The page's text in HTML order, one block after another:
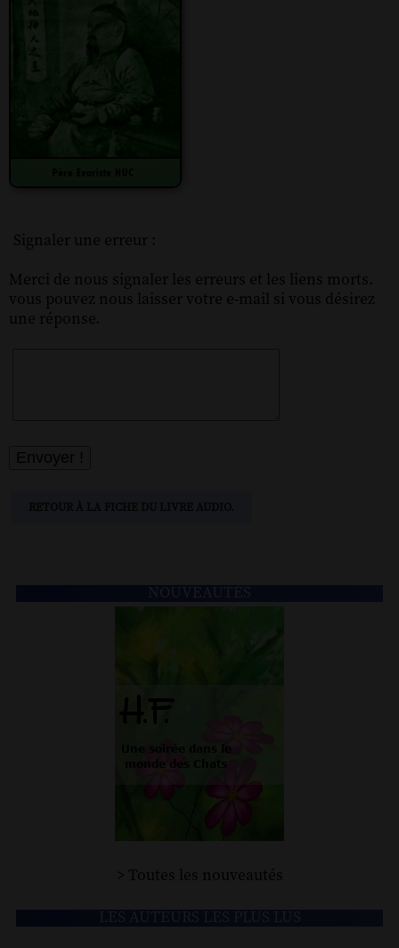
Signaler une erreur :
Merci de nous signaler les erreurs et les liens morts.
vous pouvez nous laisser votre e-mail si vous désirez
une réponse.
> Toutes les nouveautés